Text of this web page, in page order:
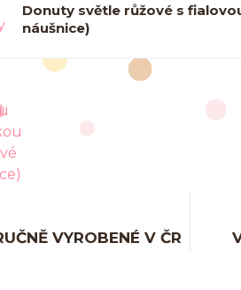
Donuty světle růžové s
náušnice)
VYROBENÉ V ČR